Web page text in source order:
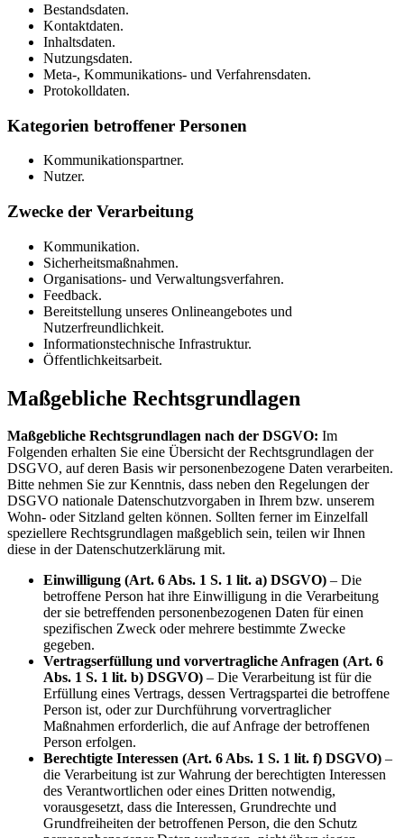
Bestandsdaten.
Kontaktdaten.
Inhaltsdaten.
Nutzungsdaten.
Meta-, Kommunikations- und Verfahrensdaten.
Protokolldaten.
Kategorien betroffener Personen
Kommunikationspartner.
Nutzer.
Zwecke der Verarbeitung
Kommunikation.
Sicherheitsmaßnahmen.
Organisations- und Verwaltungsverfahren.
Feedback.
Bereitstellung unseres Onlineangebotes und
Nutzerfreundlichkeit.
Informationstechnische Infrastruktur.
Öffentlichkeitsarbeit.
Maßgebliche Rechtsgrundlagen
Maßgebliche Rechtsgrundlagen nach der DSGVO: Im
Folgenden erhalten Sie eine Übersicht der Rechtsgrundlagen der
DSGVO, auf deren Basis wir personenbezogene Daten verarbeiten.
Bitte nehmen Sie zur Kenntnis, dass neben den Regelungen der
DSGVO nationale Datenschutzvorgaben in Ihrem bzw. unserem
Wohn- oder Sitzland gelten können. Sollten ferner im Einzelfall
speziellere Rechtsgrundlagen maßgeblich sein, teilen wir Ihnen
diese in der Datenschutzerklärung mit.
Einwilligung (Art. 6 Abs. 1 S. 1 lit. a) DSGVO) – Die
betroffene Person hat ihre Einwilligung in die Verarbeitung
der sie betreffenden personenbezogenen Daten für einen
spezifischen Zweck oder mehrere bestimmte Zwecke
gegeben.
Vertragserfüllung und vorvertragliche Anfragen (Art. 6
Abs. 1 S. 1 lit. b) DSGVO) – Die Verarbeitung ist für die
Erfüllung eines Vertrags, dessen Vertragspartei die betroffene
Person ist, oder zur Durchführung vorvertraglicher
Maßnahmen erforderlich, die auf Anfrage der betroffenen
Person erfolgen.
Berechtigte Interessen (Art. 6 Abs. 1 S. 1 lit. f) DSGVO) –
die Verarbeitung ist zur Wahrung der berechtigten Interessen
des Verantwortlichen oder eines Dritten notwendig,
vorausgesetzt, dass die Interessen, Grundrechte und
Grundfreiheiten der betroffenen Person, die den Schutz